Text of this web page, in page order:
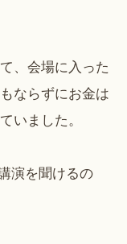
、会場に入った
ならずにお金は
いました。
演を聞けるの